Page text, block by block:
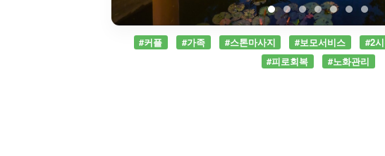
#커플 #가족 #스톤마사지 #보모서비스 #2
#피로회복
#노화관리